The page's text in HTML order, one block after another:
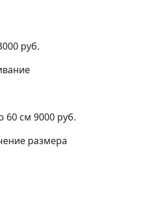
руб.
60 см 9000 руб.
размера